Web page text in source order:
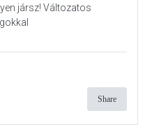
jársz! Változatos
Share